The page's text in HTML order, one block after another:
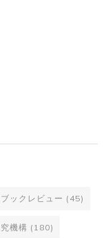
ックレビュー (45)
機構 (180)